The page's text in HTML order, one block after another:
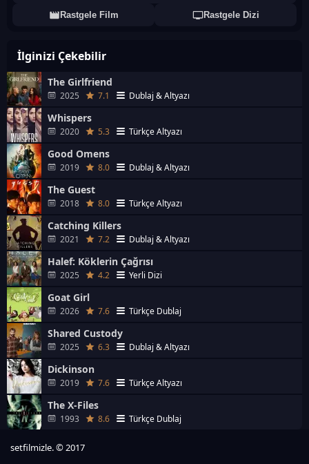
Rastgele Film Rastgele Dizi
İlginizi Çekebilir
The Girlfriend
2025 7.1 Dublaj & Altyazı
Whispers
2020 5.3 Türkçe Altyazı
Good Omens
2019 8.0 Dublaj & Altyazı
The Guest
2018 8.0 Türkçe Altyazı
Catching Killers
2021 7.2 Dublaj & Altyazı
Halef: Köklerin Çağrısı
2025 4.2 Yerli Dizi
Goat Girl
2026 7.6 Türkçe Dublaj
Shared Custody
2025 6.3 Dublaj & Altyazı
Dickinson
2019 7.6 Türkçe Altyazı
The X-Files
1993 8.6 Türkçe Dublaj
setfilmizle. © 2017